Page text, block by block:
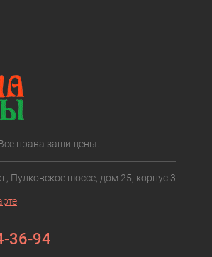
права защищены.
Пулковское шоссе, дом 25, корпус 3
36-94